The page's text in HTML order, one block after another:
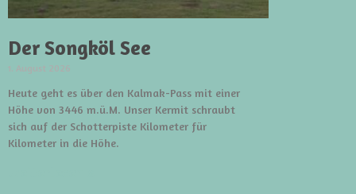
Der Songköl See
1. August 2026
Heute geht es über den Kalmak-Pass mit einer
Höhe von 3446 m.ü.M. Unser Kermit schraubt
sich auf der Schotterpiste Kilometer für
Kilometer in die Höhe.